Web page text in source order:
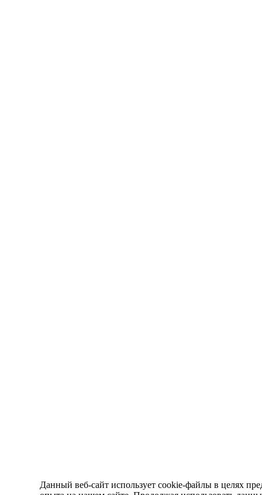
Данный веб-сайт использует cookie-файлы в целях